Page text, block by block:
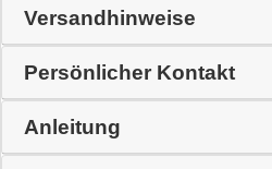
Versandhinweise
Persönlicher Kontakt
Anleitung